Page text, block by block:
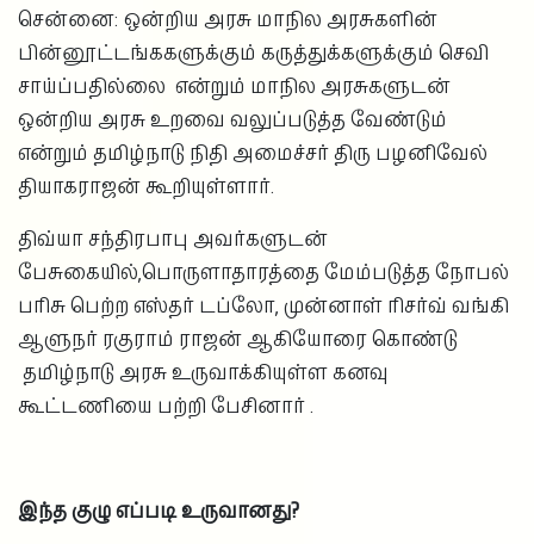
சென்னை: ஒன்றிய அரசு மாநில அரசுகளின்
பின்னூட்டங்ககளுக்கும் கருத்துக்களுக்கும் செவி
சாய்ப்பதில்லை என்றும் மாநில அரசுகளுடன்
ஒன்றிய அரசு உறவை வலுப்படுத்த வேண்டும்
என்றும் தமிழ்நாடு நிதி அமைச்சர் திரு பழனிவேல்
தியாகராஜன் கூறியுள்ளார்.
திவ்யா சந்திரபாபு அவர்களுடன்
பேசுகையில்,பொருளாதாரத்தை மேம்படுத்த நோபல்
பரிசு பெற்ற எஸ்தர் டப்லோ, முன்னாள் ரிசர்வ் வங்கி
ஆளுநர் ரகுராம் ராஜன் ஆகியோரை கொண்டு
தமிழ்நாடு அரசு உருவாக்கியுள்ள கனவு
கூட்டணியை பற்றி பேசினார் .
இந்த குழு எப்படி உருவானது?